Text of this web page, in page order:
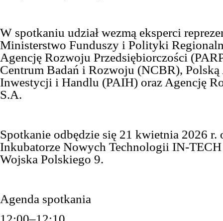
W spotkaniu udział wezmą eksperci
Ministerstwo Funduszy i Polityki
Agencję Rozwoju Przedsiębiorczości
Centrum Badań i Rozwoju (NCBR), Polską
Inwestycji i Handlu (PAIH) oraz Agencję
S.A.
Spotkanie odbędzie się 21 kwietnia 2026 r.
Inkubatorze Nowych Technologii
Wojska Polskiego 9.
Agenda spotkania